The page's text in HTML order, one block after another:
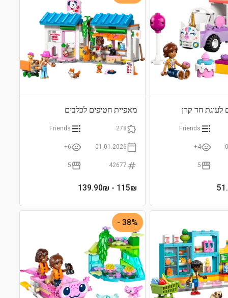
לעוגת חד קרן
Friends
4+
5
מאפיית חטיפים לכלבים
278
Friends
01.01.2026
6+
42677
5
115₪
- 139.90₪
38% -